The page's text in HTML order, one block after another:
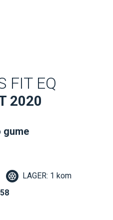
FIT EQ
2020
gume
LAGER: 1 kom